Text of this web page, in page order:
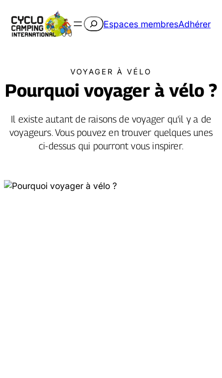
Rechercher
Espaces membresAdhérer
VOYAGER À VÉLO
Pourquoi voyager à vélo ?
Il existe autant de raisons de voyager qu’il y a de
voyageurs. Vous pouvez en trouver quelques unes
ci-dessus qui pourront vous inspirer.